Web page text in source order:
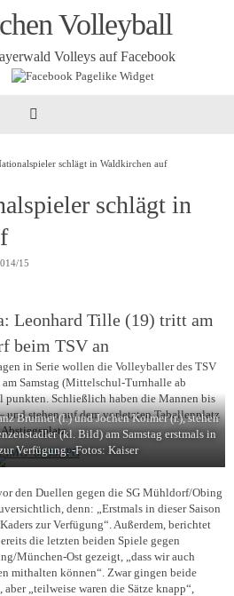
Volleyball
Volleys auf Facebook
schlägt in Waldkirchen auf
schlägt in
15
Leonhard Tille (19) tritt am
beim TSV an
in Serie wollen die Volleyballer des TSV
Samstag (Mittelschul-Turnhalle ab
punkten. Schließlich haben die Mannen bis
und stehen auf dem vorletzten Tabellenplatz
Brunner (l.) und Jochen Kolmer (r.), stehen
(kl. Bild) am Samstag erstmals in
Verfügung. -Fotos: Kaiser
den Duellen gegen die SG Mühldorf/Obing
denn: „Erstmals in dieser Saison
zur Verfügung“. Außerdem, berichtet
die letzten beiden Spiele gegen
München-Ost gezeigt, „dass wir auch
mithalten können“. Zwar gingen beide
„teilweise waren die Sätze knapp“,